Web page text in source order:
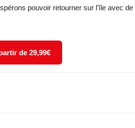
pouvoir retourner sur l’île avec de
de 29,99€